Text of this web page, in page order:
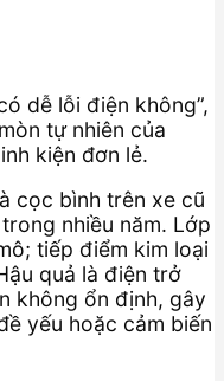
dễ lỗi điện không”,
tự nhiên của
kiện đơn lẻ.
cọc bình trên xe cũ
nhiều năm. Lớp
tiếp điểm kim loại
quả là điện trở
không ổn định, gây
yếu hoặc cảm biến